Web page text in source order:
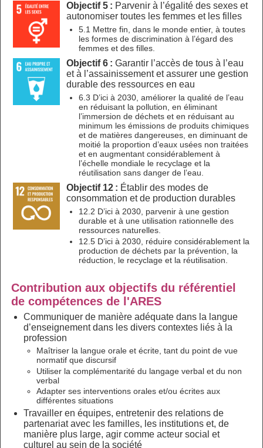
Objectif 5 : Parvenir à l’égalité des sexes et
autonomiser toutes les femmes et les filles
5.1 Mettre fin, dans le monde entier, à toutes
les formes de discrimination à l’égard des
femmes et des filles.
Objectif 6 : Garantir l’accès de tous à l’eau
et à l’assainissement et assurer une gestion
durable des ressources en eau
6.3 D’ici à 2030, améliorer la qualité de l’eau
en réduisant la pollution, en éliminant
l’immersion de déchets et en réduisant au
minimum les émissions de produits chimiques
et de matières dangereuses, en diminuant de
moitié la proportion d’eaux usées non traitées
et en augmentant considérablement à
l’échelle mondiale le recyclage et la
réutilisation sans danger de l’eau.
Objectif 12 : Établir des modes de
consommation et de production durables
12.2 D’ici à 2030, parvenir à une gestion
durable et à une utilisation rationnelle des
ressources naturelles.
12.5 D’ici à 2030, réduire considérablement la
production de déchets par la prévention, la
réduction, le recyclage et la réutilisation.
Contribution aux objectifs du référentiel
de compétences de l'ARES
Communiquer de manière adéquate dans la langue
d’enseignement dans les divers contextes liés à la
profession
Maîtriser la langue orale et écrite, tant du point de vue
normatif que discursif
Utiliser la complémentarité du langage verbal et du non
verbal
Adapter ses interventions orales et/ou écrites aux
différentes situations
Travailler en équipes, entretenir des relations de
partenariat avec les familles, les institutions et, de
manière plus large, agir comme acteur social et
culturel au sein de la société